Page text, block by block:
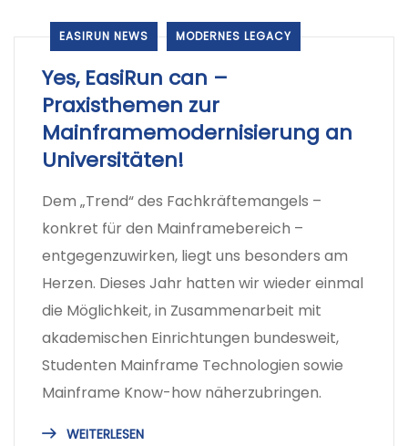
EASIRUN NEWS MODERNES LEGACY
Yes, EasiRun can –
Praxisthemen zur
Mainframemodernisierung an
Universitäten!
Dem „Trend“ des Fachkräftemangels –
konkret für den Mainframebereich –
entgegenzuwirken, liegt uns besonders am
Herzen. Dieses Jahr hatten wir wieder einmal
die Möglichkeit, in Zusammenarbeit mit
akademischen Einrichtungen bundesweit,
Studenten Mainframe Technologien sowie
Mainframe Know-how näherzubringen.
WEITERLESEN